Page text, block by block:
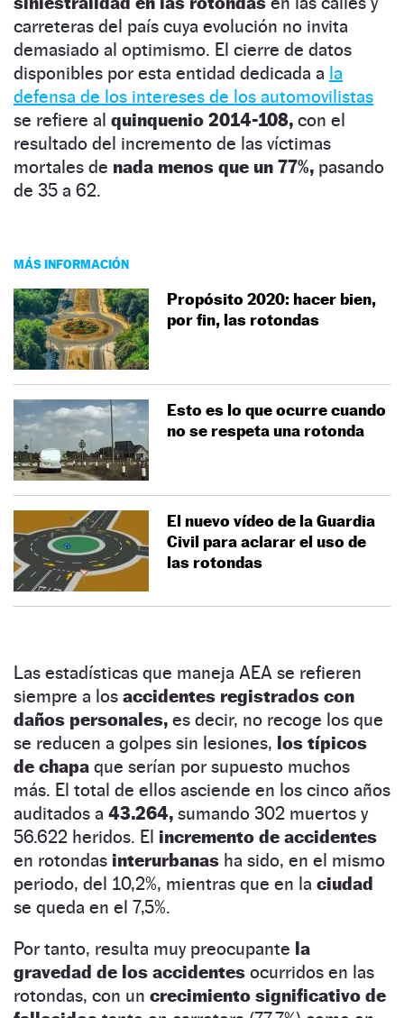
carreteras del país cuya evolución no invita
demasiado al optimismo. El cierre de datos
disponibles por esta entidad dedicada a la
defensa de los intereses de los automovilistas
se refiere al quinquenio 2014-108, con el
resultado del incremento de las víctimas
mortales de nada menos que un 77%, pasando
de 35 a 62.
MÁS INFORMACIÓN
Propósito 2020: hacer bien,
por fin, las rotondas
Esto es lo que ocurre cuando
no se respeta una rotonda
El nuevo vídeo de la Guardia
Civil para aclarar el uso de
las rotondas
Las estadísticas que maneja AEA se refieren
siempre a los accidentes registrados con
daños personales, es decir, no recoge los que
se reducen a golpes sin lesiones, los típicos
de chapa que serían por supuesto muchos
más. El total de ellos asciende en los cinco años
auditados a 43.264, sumando 302 muertos y
56.622 heridos. El incremento de accidentes
en rotondas interurbanas ha sido, en el mismo
periodo, del 10,2%, mientras que en la ciudad
se queda en el 7,5%.
Por tanto, resulta muy preocupante la
gravedad de los accidentes ocurridos en las
rotondas, con un crecimiento significativo de